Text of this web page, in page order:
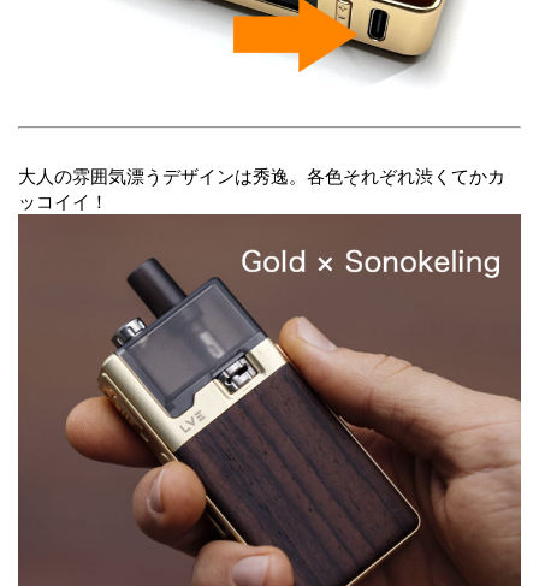
大人の雰囲気漂うデザインは秀逸。各色それぞれ渋くてかカ
ッコイイ！